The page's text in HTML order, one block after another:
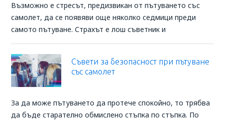
Възможно е стресът, предизвикан от пътуването със
самолет, да се появяви още няколко седмици преди
самото пътуване. Страхът е лош съветник и
Съвети за безопасност при пътуване
със самолет
За да може пътуването да протече спокойно, то трябва
да бъде старателно обмислено стъпка по стъпка. По